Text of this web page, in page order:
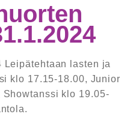
Leipätehtaan lasten ja
klo 17.15-18.00, Junior
klo 19.05-